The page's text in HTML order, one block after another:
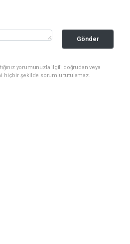
Gönder
yorumunuzla ilgili doğrudan veya
hiçbir şekilde sorumlu tutulamaz.